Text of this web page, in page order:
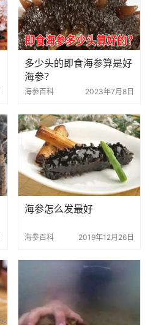
多少头的即食海参算是好
海参？
海参百科 2023年7月8日
海参怎么发最好
海参百科 2019年12月26日